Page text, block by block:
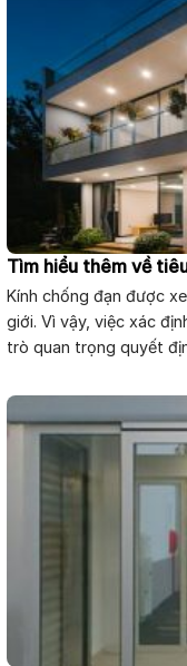
Tìm hiểu thêm về
Kính chống đạn được
giới. Vì vậy, việc xác
trò quan trọng quyết